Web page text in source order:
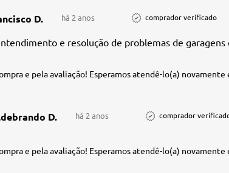
D. há 2 anos comprador verificado
e resolução de problemas de garagens
e pela avaliação! Esperamos atendê-lo(a)
D. há 2 anos comprador
e pela avaliação! Esperamos atendê-lo(a)